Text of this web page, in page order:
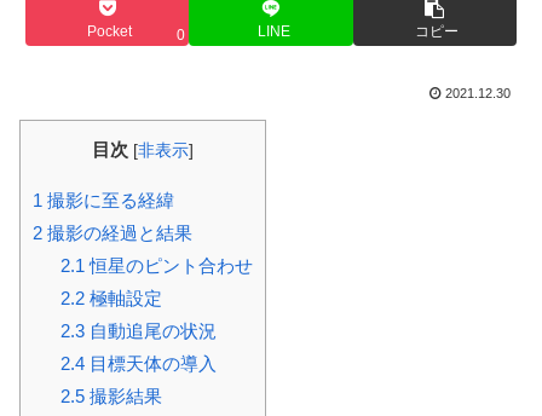
Pocket 0 LINE コピー
2021.12.30
目次 [非表示]
1 撮影に至る経緯
2 撮影の経過と結果
2.1 恒星のピント合わせ
2.2極軸設定
2.3自動追尾の状況
2.4目標天体の導入
2.5撮影結果